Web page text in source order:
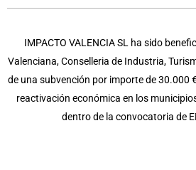
IMPACTO VALENCIA SL ha sido
Valenciana, Conselleria de Industria,
de una subvención por importe de 30.000
reactivación económica en los
dentro de la convocatoria de